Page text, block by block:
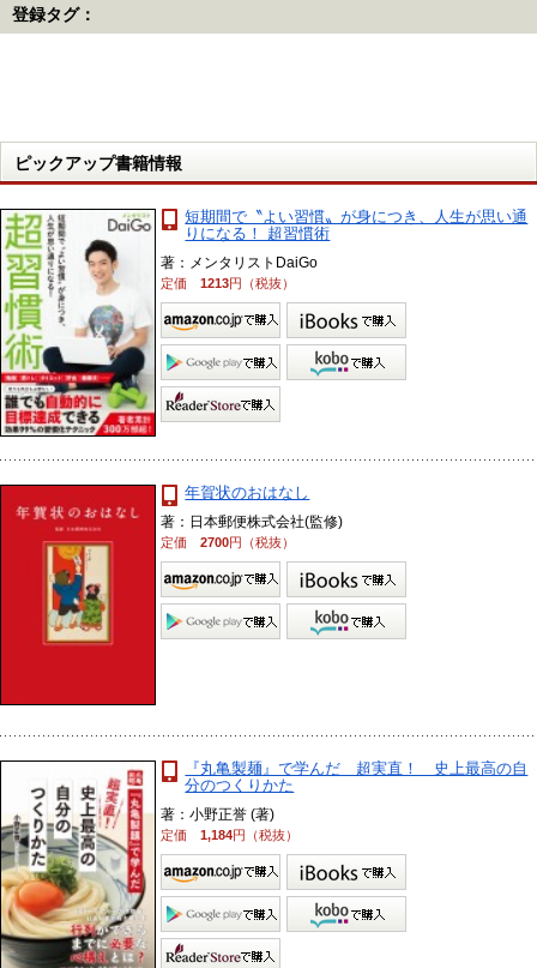
登録タグ：
ピックアップ書籍情報
短期間で〝よい習慣〟が身につき、人生が思い通
りになる！ 超習慣術
著：メンタリストDaiGo
定価1213円（税抜）
年賀状のおはなし
著：日本郵便株式会社(監修)
定価2700円（税抜）
『丸亀製麺』で学んだ 超実直！ 史上最高の自
分のつくりかた
著：小野正誉 (著)
定価1,184円（税抜）